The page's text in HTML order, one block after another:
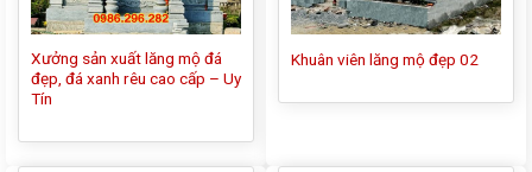
Xưởng sản xuất lăng mộ đá
đẹp, đá xanh rêu cao cấp – Uy
Tín
Khuân viên lăng mộ đẹp 02